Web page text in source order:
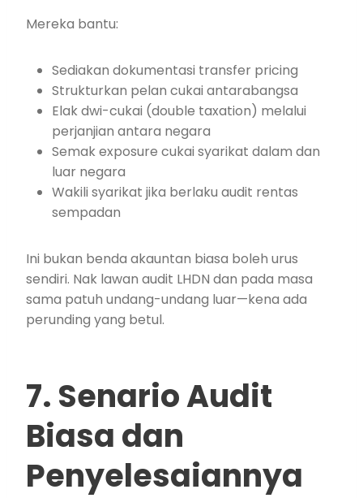
Mereka bantu:
Sediakan dokumentasi transfer pricing
Strukturkan pelan cukai antarabangsa
Elak dwi-cukai (double taxation) melalui
perjanjian antara negara
Semak exposure cukai syarikat dalam dan
luar negara
Wakili syarikat jika berlaku audit rentas
sempadan
Ini bukan benda akauntan biasa boleh urus
sendiri. Nak lawan audit LHDN dan pada masa
sama patuh undang-undang luar—kena ada
perunding yang betul.
7. Senario Audit
Biasa dan
Penyelesaiannya